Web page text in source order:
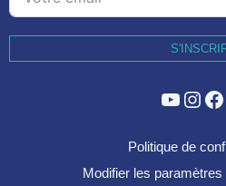
Politique de
Modifier les